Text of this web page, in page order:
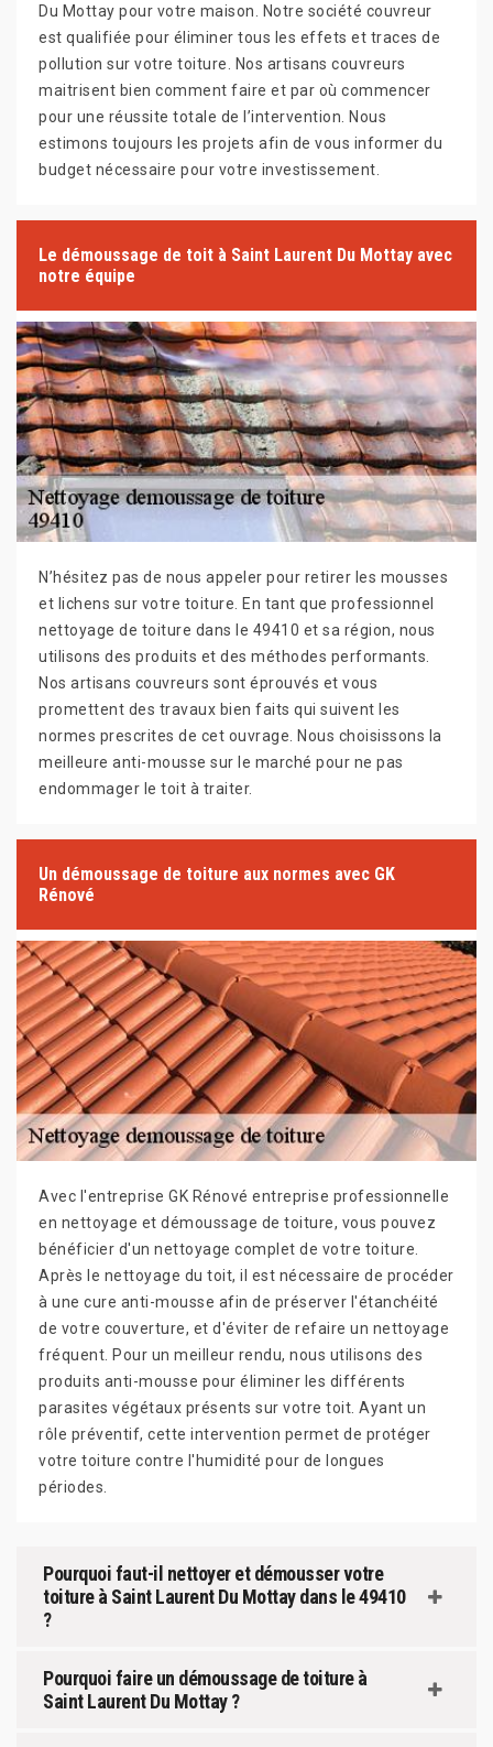
Du Mottay pour votre maison. Notre société couvreur
est qualifiée pour éliminer tous les effets et traces de
pollution sur votre toiture. Nos artisans couvreurs
maitrisent bien comment faire et par où commencer
pour une réussite totale de l’intervention. Nous
estimons toujours les projets afin de vous informer du
budget nécessaire pour votre investissement.
Le démoussage de toit à Saint Laurent Du Mottay avec
notre équipe
N’hésitez pas de nous appeler pour retirer les mousses
et lichens sur votre toiture. En tant que professionnel
nettoyage de toiture dans le 49410 et sa région, nous
utilisons des produits et des méthodes performants.
Nos artisans couvreurs sont éprouvés et vous
promettent des travaux bien faits qui suivent les
normes prescrites de cet ouvrage. Nous choisissons la
meilleure anti-mousse sur le marché pour ne pas
endommager le toit à traiter.
Un démoussage de toiture aux normes avec GK
Rénové
Avec l'entreprise GK Rénové entreprise professionnelle
en nettoyage et démoussage de toiture, vous pouvez
bénéficier d'un nettoyage complet de votre toiture.
Après le nettoyage du toit, il est nécessaire de procéder
à une cure anti-mousse afin de préserver l'étanchéité
de votre couverture, et d'éviter de refaire un nettoyage
fréquent. Pour un meilleur rendu, nous utilisons des
produits anti-mousse pour éliminer les différents
parasites végétaux présents sur votre toit. Ayant un
rôle préventif, cette intervention permet de protéger
votre toiture contre l'humidité pour de longues
périodes.
Pourquoi faut-il nettoyer et démousser votre
toiture à Saint Laurent Du Mottay dans le 49410
?
Pourquoi faire un démoussage de toiture à
Saint Laurent Du Mottay ?